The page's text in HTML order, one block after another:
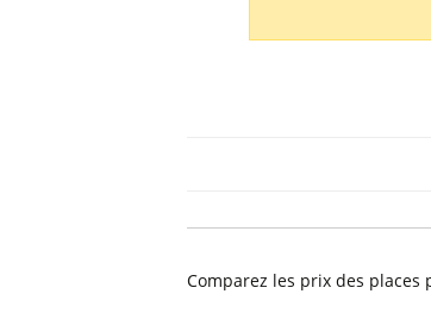
Billets
Munich
Comparez les prix des places